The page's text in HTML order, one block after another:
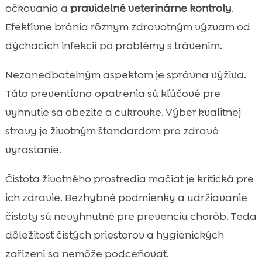
očkovania a pravidelné veterinárne kontroly.
Efektívne bránia rôznym zdravotným výzvam od
dýchacích infekcií po problémy s trávením.
Nezanedbatelným aspektom je správna výživa.
Táto preventívna opatrenia sú kľúčové pre
vyhnutie sa obezite a cukrovke. Výber kvalitnej
stravy je životným štandardom pre zdravé
vyrastanie.
Čistota životného prostredia mačiat je kritická pre
ich zdravie. Bezhybné podmienky a udržiavanie
čistoty sú nevyhnutné pre prevenciu chorôb. Teda
dôležitosť čistých priestorov a hygienických
zařízení sa nemôže podceňovať.